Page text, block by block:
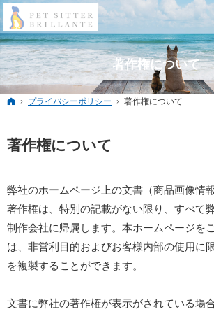
著作権について
ホーム
プライバシーポリシー 著作権について
著作権について
弊社のホームページ上の文書（商品画像情
著作権は、特別の記載がない限り、すべて
制作会社に帰属します。本ホームページを
は、非営利目的およびお客様内部の使用に
を複製することができます。
文書に弊社の著作権が表示がされている場